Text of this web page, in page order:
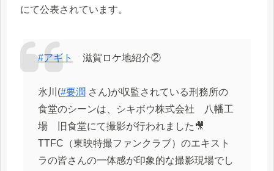
にて公表されています。
#アギト 滋賀ロケ地紹介②
氷川(#要潤 さん)が収監されている刑務所の
食堂のシーンは、シキボウ株式会社 八幡工
場 旧食堂にて撮影が行われました🎥
TTFC（東映特撮ファンクラブ）のエキスト
ラの皆さんの一体感が印象的な撮影現場でし